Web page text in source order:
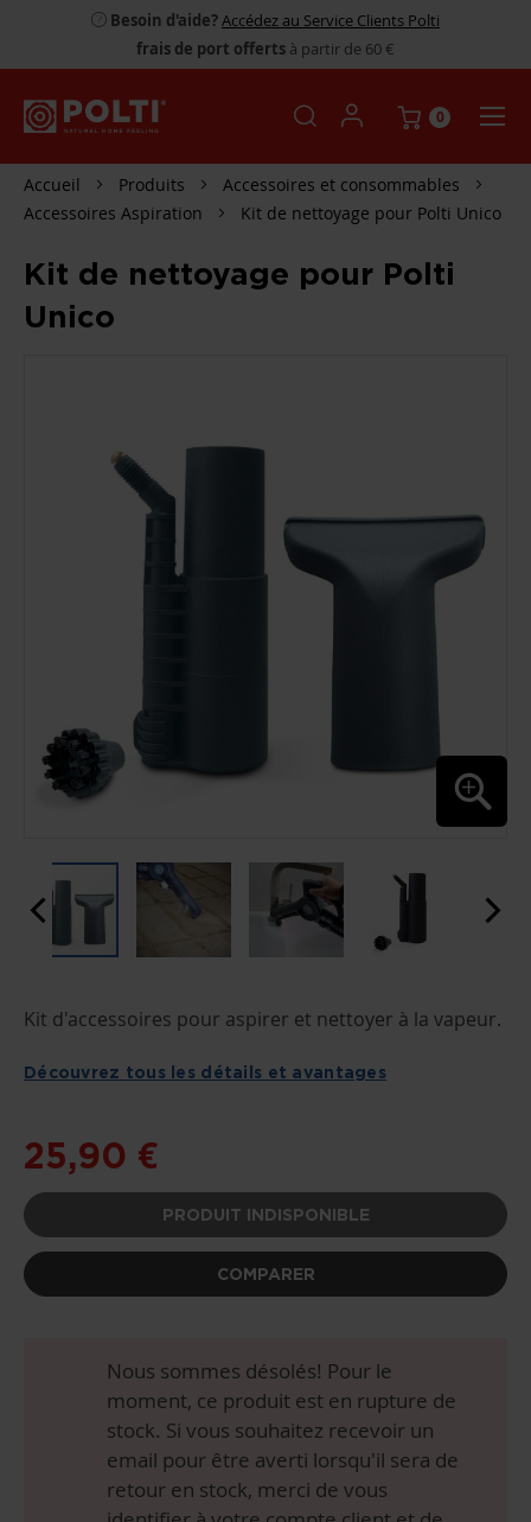
Besoin d'aide?Accédez au Service Clients Polti
frais de port offerts à partir de 60 €
0
Accueil Produits
Accessoires et consommables
Accessoires Aspiration
Kit de nettoyage pour Polti Unico
Kit de nettoyage pour Polti
Unico
AU
LA
Kit d'accessoires pour aspirer et nettoyer à la vapeur.
Découvrez tous les détails et avantages
25,90 €
PRODUIT INDISPONIBLE
COMPARER
Nous sommes désolés! Pour le
moment, ce produit est en rupture de
stock. Si vous souhaitez recevoir un
email pour être averti lorsqu'il sera de
retour en stock, merci de vous